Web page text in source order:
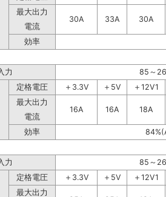
最大出力
30A
33A
30A
電流
効率
力 85～
定格電圧 ＋3.3V ＋5V
＋12V1
最大出力
16A
16A
18A
電流
効率
力 85～
定格電圧 ＋3.3V ＋5V
＋12V1
最大出力